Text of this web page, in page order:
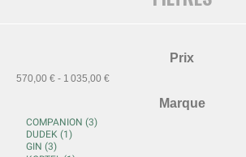
Prix
570,00 € - 1 035,00 €
Marque